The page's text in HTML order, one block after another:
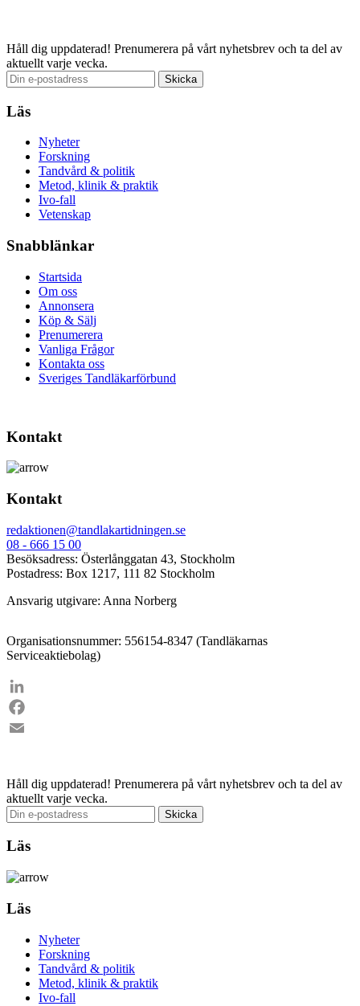
Håll dig uppdaterad! Prenumerera på vårt nyhetsbrev och ta del av
aktuellt varje vecka.
Läs
Nyheter
Forskning
Tandvård & politik
Metod, klinik & praktik
Ivo-fall
Vetenskap
Snabblänkar
Startsida
Om oss
Annonsera
Köp & Sälj
Prenumerera
Vanliga Frågor
Kontakta oss
Sveriges Tandläkarförbund
Kontakt
Kontakt
redaktionen@tandlakartidningen.se
08 - 666 15 00
Besöksadress: Österlånggatan 43, Stockholm
Postadress: Box 1217, 111 82 Stockholm
Ansvarig utgivare: Anna Norberg
Organisationsnummer: 556154-8347 (Tandläkarnas
Serviceaktiebolag)
LinkedIn
Facebook
Håll dig uppdaterad! Prenumerera på vårt nyhetsbrev och ta del av
aktuellt varje vecka.
Läs
Läs
Nyheter
Forskning
Tandvård & politik
Metod, klinik & praktik
Ivo-fall